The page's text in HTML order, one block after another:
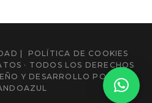
| POLÍTICA DE COOKIES
· TODOS LOS DERECHOS
Y DESARROLLO POR